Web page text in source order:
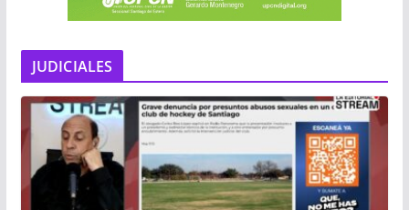
JUDICIALES